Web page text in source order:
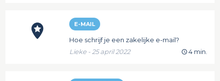
E-MAIL
Hoe schrijf je een zakelijke e-mail?
Lieke - 25 april 2022
4 min.